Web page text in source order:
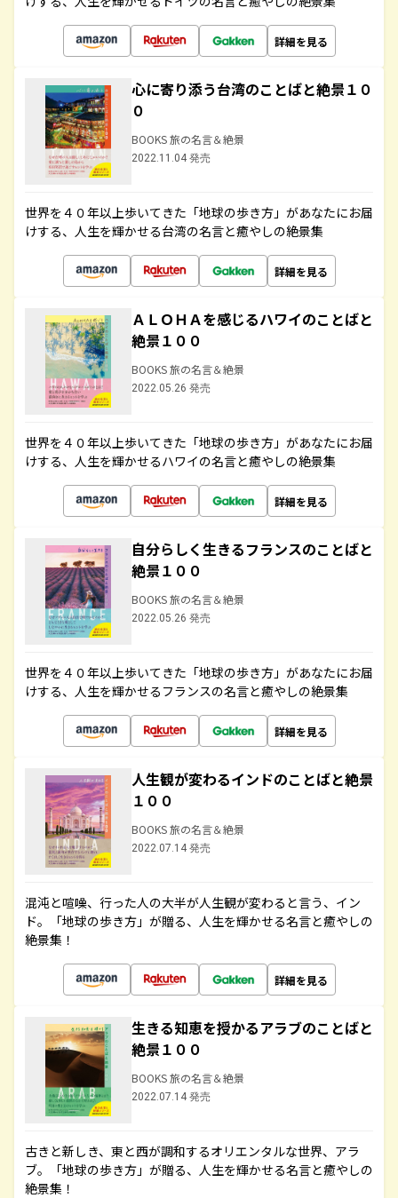
詳細を見る
心に寄り添う台湾のことばと絶景１０
０
BOOKS 旅の名言＆絶景
2022.11.04 発売
世界を４０年以上歩いてきた「地球の歩き方」があなたにお届
けする、人生を輝かせる台湾の名言と癒やしの絶景集
詳細を見る
ＡＬＯＨＡを感じるハワイのことばと
絶景１００
BOOKS 旅の名言＆絶景
2022.05.26 発売
世界を４０年以上歩いてきた「地球の歩き方」があなたにお届
けする、人生を輝かせるハワイの名言と癒やしの絶景集
詳細を見る
自分らしく生きるフランスのことばと
絶景１００
BOOKS 旅の名言＆絶景
2022.05.26 発売
世界を４０年以上歩いてきた「地球の歩き方」があなたにお届
けする、人生を輝かせるフランスの名言と癒やしの絶景集
詳細を見る
人生観が変わるインドのことばと絶景
１００
BOOKS 旅の名言＆絶景
2022.07.14 発売
混沌と喧噪、行った人の大半が人生観が変わると言う、イン
ド。「地球の歩き方」が贈る、人生を輝かせる名言と癒やしの
絶景集！
詳細を見る
生きる知恵を授かるアラブのことばと
絶景１００
BOOKS 旅の名言＆絶景
2022.07.14 発売
古きと新しき、東と西が調和するオリエンタルな世界、アラ
ブ。「地球の歩き方」が贈る、人生を輝かせる名言と癒やしの
絶景集！